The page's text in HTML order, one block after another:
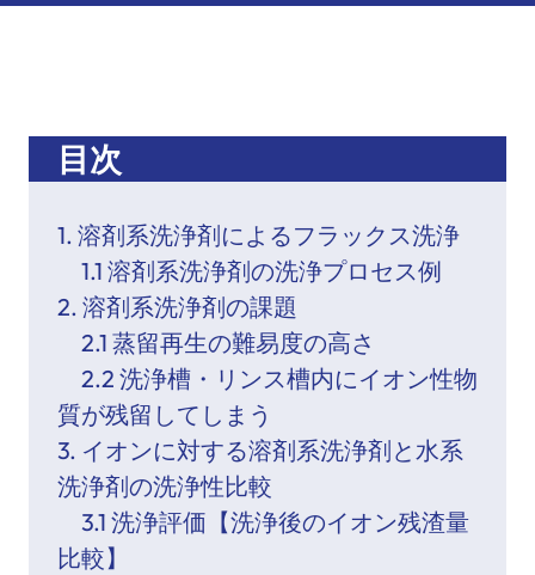
目次
1. 溶剤系洗浄剤によるフラックス洗浄
1.1 溶剤系洗浄剤の洗浄プロセス例
2. 溶剤系洗浄剤の課題
2.1 蒸留再生の難易度の高さ
2.2 洗浄槽・リンス槽内にイオン性物
質が残留してしまう
3. イオンに対する溶剤系洗浄剤と水系
洗浄剤の洗浄性比較
3.1 洗浄評価【洗浄後のイオン残渣量
比較】